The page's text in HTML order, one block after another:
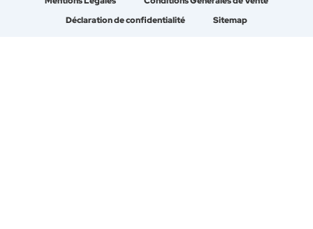
Déclaration de confidentialité
Sitemap